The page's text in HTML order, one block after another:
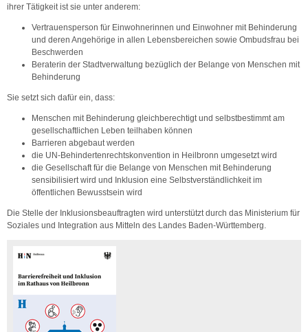
ihrer Tätigkeit ist sie unter anderem:
Vertrauensperson für Einwohnerinnen und Einwohner mit Behinderung
und deren Angehörige in allen Lebensbereichen sowie Ombudsfrau bei
Beschwerden
Beraterin der Stadtverwaltung bezüglich der Belange von Menschen mit
Behinderung
Sie setzt sich dafür ein, dass:
Menschen mit Behinderung gleichberechtigt und selbstbestimmt am
gesellschaftlichen Leben teilhaben können
Barrieren abgebaut werden
die UN-Behindertenrechtskonvention in Heilbronn umgesetzt wird
die Gesellschaft für die Belange von Menschen mit Behinderung
sensibilisiert wird und Inklusion eine Selbstverständlichkeit im
öffentlichen Bewusstsein wird
Die Stelle der Inklusionsbeauftragten wird unterstützt durch das Ministerium für
Soziales und Integration aus Mitteln des Landes Baden-Württemberg.